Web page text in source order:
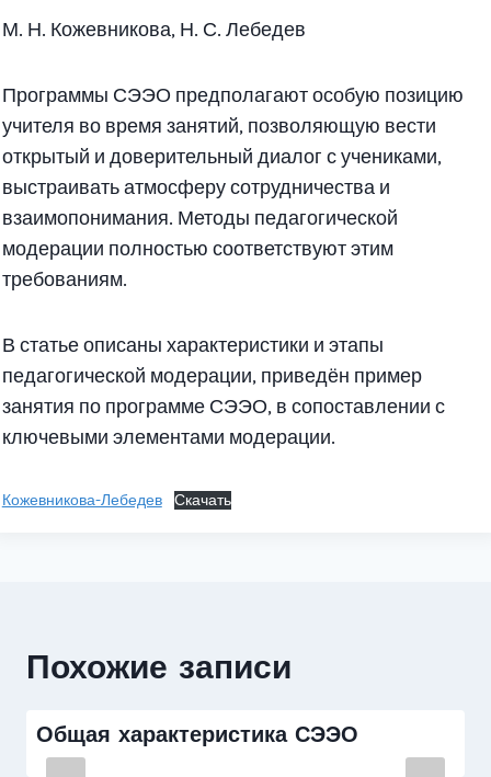
М. Н. Кожевникова, Н. С. Лебедев
Программы СЭЭО предполагают особую позицию
учителя во время занятий, позволяющую вести
открытый и доверительный диалог с учениками,
выстраивать атмосферу сотрудничества и
взаимопонимания. Методы педагогической
модерации полностью соответствуют этим
требованиям.
В статье описаны характеристики и этапы
педагогической модерации, приведён пример
занятия по программе СЭЭО, в сопоставлении с
ключевыми элементами модерации.
Кожевникова-Лебедев Скачать
Похожие записи
Общая характеристика СЭЭО